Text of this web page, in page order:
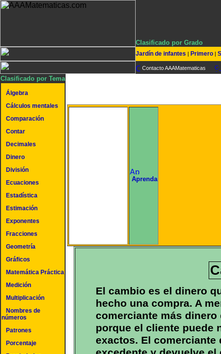
Clasificado por Grado
Jardín de infantes | Primero |
Contacto AAAMatematicas
Clasificado por Tema
Álgebra
Cálculos mentales
Comparación
Contar
Decimales
Dinero
División
Ecuaciones
Estadística
Estimación
Exponentes
Fracciones
Geometría
Gráficos
Matemática Práctica
Medición
Multiplicación
Nombres de
números
Patrones
Porcentaje
Aprenda
El cambio es el dinero
hecho una compra. A
comerciante más
porque el cliente puede
exactos. El comerciante